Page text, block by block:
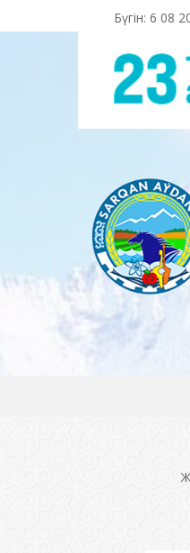
Бүгін: 6 08